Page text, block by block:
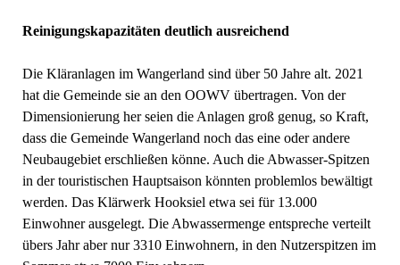
Reinigungskapazitäten deutlich ausreichend
Die Kläranlagen im Wangerland sind über 50 Jahre alt. 2021
hat die Gemeinde sie an den OOWV übertragen. Von der
Dimensionierung her seien die Anlagen groß genug, so Kraft,
dass die Gemeinde Wangerland noch das eine oder andere
Neubaugebiet erschließen könne. Auch die Abwasser-Spitzen
in der touristischen Hauptsaison könnten problemlos bewältigt
werden. Das Klärwerk Hooksiel etwa sei für 13.000
Einwohner ausgelegt. Die Abwassermenge entspreche verteilt
übers Jahr aber nur 3310 Einwohnern, in den Nutzerspitzen im